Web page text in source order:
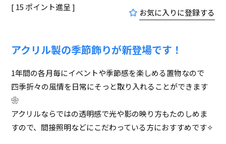
お気に入りに登録する
[ 15 ポイント進呈 ]
アクリル製の季節飾りが新登場です！
1年間の各月毎にイベントや季節感を楽しめる置物なので
四季折々の風情を日常にそっと取り入れることができます
❀
アクリルならではの透明感で光や影の映り方もたのしめま
すので、間接照明などにこだわっている方におすすめです✧